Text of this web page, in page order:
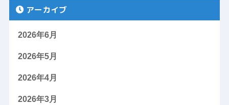
アーカイブ
2026年6月
2026年5月
2026年4月
2026年3月